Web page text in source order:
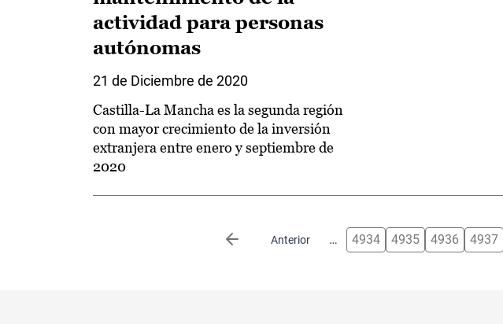
actividad para personas
autónomas
21 de Diciembre de 2020
Castilla-La Mancha es la segunda región
con mayor crecimiento de la inversión
extranjera entre enero y septiembre de
2020
Anterior
Página anterior … 4934 4935 4936 4937